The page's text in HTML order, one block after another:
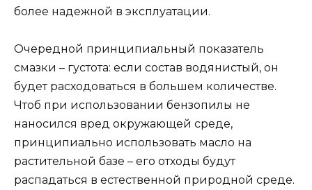
более надежной в эксплуатации.
Очередной принципиальный показатель
смазки – густота: если состав водянистый, он
будет расходоваться в большем количестве.
Чтоб при использовании бензопилы не
наносился вред окружающей среде,
принципиально использовать масло на
растительной базе – его отходы будут
распадаться в естественной природной среде.